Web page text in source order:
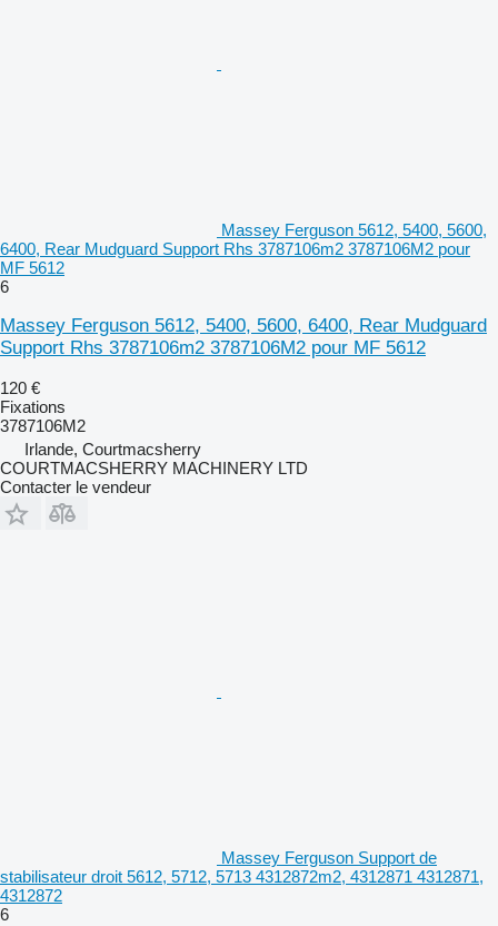
Massey Ferguson 5612, 5400, 5600,
6400, Rear Mudguard Support Rhs 3787106m2 3787106M2 pour
MF 5612
6
Massey Ferguson 5612, 5400, 5600, 6400, Rear Mudguard
Support Rhs 3787106m2 3787106M2 pour MF 5612
120 €
Fixations
3787106M2
Irlande, Courtmacsherry
COURTMACSHERRY MACHINERY LTD
Contacter le vendeur
Massey Ferguson Support de
stabilisateur droit 5612, 5712, 5713 4312872m2, 4312871 4312871,
4312872
6